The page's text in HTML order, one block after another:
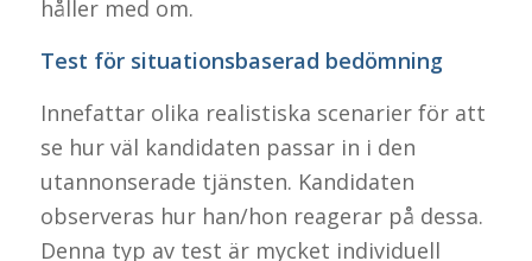
håller med om.
Test för situationsbaserad bedömning
Innefattar olika realistiska scenarier för att
se hur väl kandidaten passar in i den
utannonserade tjänsten. Kandidaten
observeras hur han/hon reagerar på dessa.
Denna typ av test är mycket individuell